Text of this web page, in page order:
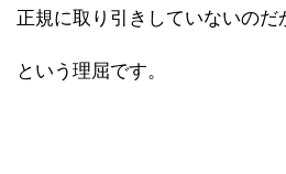
正規に取り引きしていないのだ
という理屈です。